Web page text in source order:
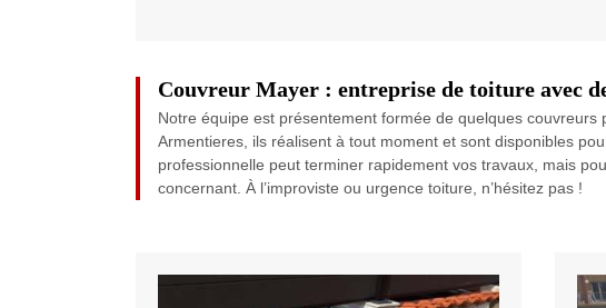
Couvreur Mayer : entreprise de toiture avec
Notre équipe est présentement formée de quelques
Armentieres, ils réalisent à tout moment et sont disponibles
professionnelle peut terminer rapidement vos travaux, mais
concernant. À l’improviste ou urgence toiture, n’hésitez pas !